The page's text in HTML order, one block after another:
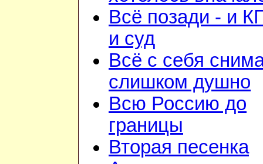
Всё позади - и
и суд
Всё с себя
слишком душно
Всю Россию до
границы
Вторая песенка